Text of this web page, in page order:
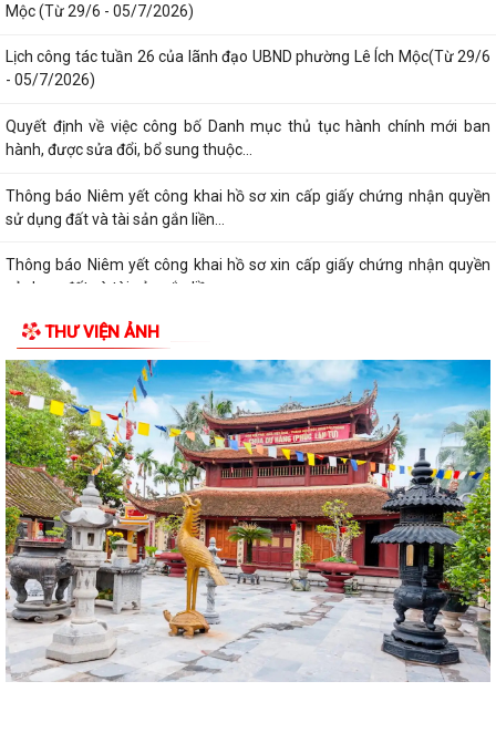
Mộc (Từ 29/6 - 05/7/2026)
Lịch công tác tuần 26 của lãnh đạo UBND phường Lê Ích Mộc(Từ 29/6
- 05/7/2026)
Quyết định về việc công bố Danh mục thủ tục hành chính mới ban
hành, được sửa đổi, bổ sung thuộc...
Thông báo Niêm yết công khai hồ sơ xin cấp giấy chứng nhận quyền
sử dụng đất và tài sản gắn liền...
Thông báo Niêm yết công khai hồ sơ xin cấp giấy chứng nhận quyền
sử dụng đất và tài sản gắn liền...
Quyết định về việc công bố Danh mục thủ tục hành chính mới ban
hành, được sửa đổi,bổ sung thuộc...
Thông báo niêm yết công khai hồ sơ xin cấp giấy chứng nhận quyền
sử dụng đất và tài sản gắn liền...
Thông báo niêm yết công khai hồ sơ xin cấp giấy chứng nhận quyền
sử dụng đất và tài sản gắn liền...
Thông báo niêm yết công khai hồ sơ xin cấp giấy chứng nhận quyền
sử dụng đất và tài sản gắn liền...
Thông báo niêm yết công khai hồ sơ xin cấp giấy chứng nhận quyền
sử dụng đất và tài sản gắn liền...
Thông báo Lịch công tác tuần 24 của lãnh đạo UBND Phường Lê Ích
THƯ VIỆN ẢNH